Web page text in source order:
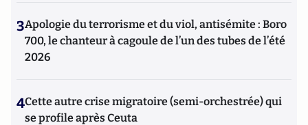
3Apologie du terrorisme et du viol, antisémite : Boro
700, le chanteur à cagoule de l’un des tubes de l’été
2026
4Cette autre crise migratoire (semi-orchestrée) qui
se profile après Ceuta